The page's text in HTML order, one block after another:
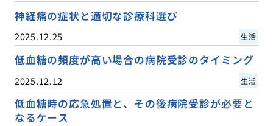
神経痛の症状と適切な診療科選び
2025.12.25 生活
低血糖の頻度が高い場合の病院受診のタイミング
2025.12.12 生活
低血糖時の応急処置と、その後病院受診が必要と
なるケース